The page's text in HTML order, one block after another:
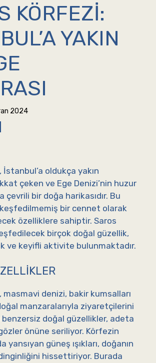
KÖRFEZI:
YAKIN
2024
oldukça yakın
çeken ve Ege Denizi’nin huzur
çevrili bir doğa harikasıdır. Bu
bir cennet olarak
özelliklere sahiptir. Saros
birçok doğal güzellik,
ve keyifli aktivite bulunmaktadır.
masmavi denizi, bakir kumsalları
manzaralarıyla ziyaretçilerini
benzersiz doğal güzellikler, adeta
önüne seriliyor. Körfezin
yansıyan güneş ışıkları, doğanın
hissettiriyor. Burada